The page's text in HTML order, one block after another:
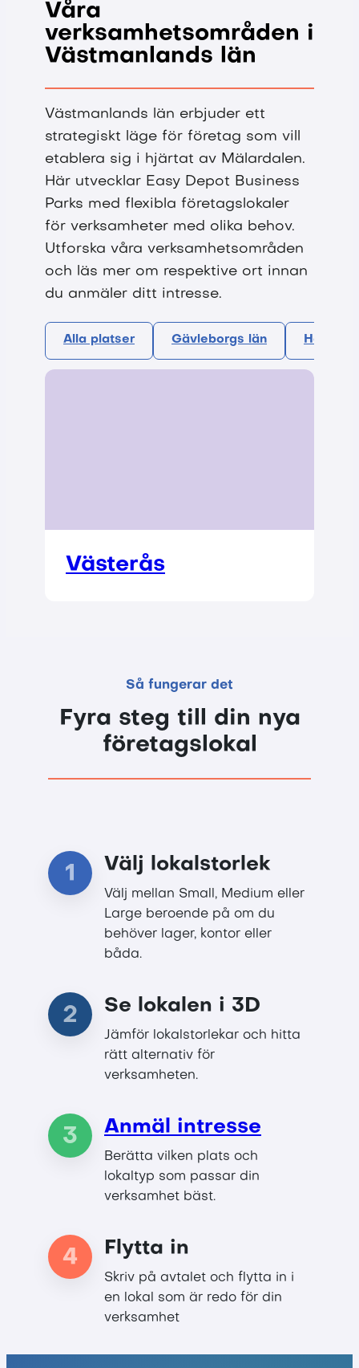
Våra
verksamhetsområden i
Västmanlands län
Västmanlands län erbjuder ett
strategiskt läge för företag som vill
etablera sig i hjärtat av Mälardalen.
Här utvecklar Easy Depot Business
Parks med flexibla företagslokaler
för verksamheter med olika behov.
Utforska våra verksamhetsområden
och läs mer om respektive ort innan
du anmäler ditt intresse.
Alla platser Gävleborgs län
Västerås
Så fungerar det
Fyra steg till din nya
företagslokal
1 Välj lokalstorlek
Välj mellan Small, Medium eller
Large beroende på om du
behöver lager, kontor eller
båda.
2 Se lokalen i 3D
Jämför lokalstorlekar och hitta
rätt alternativ för
verksamheten.
3 Anmäl intresse
Berätta vilken plats och
lokaltyp som passar din
verksamhet bäst.
4 Flytta in
Skriv på avtalet och flytta in i
en lokal som är redo för din
verksamhet